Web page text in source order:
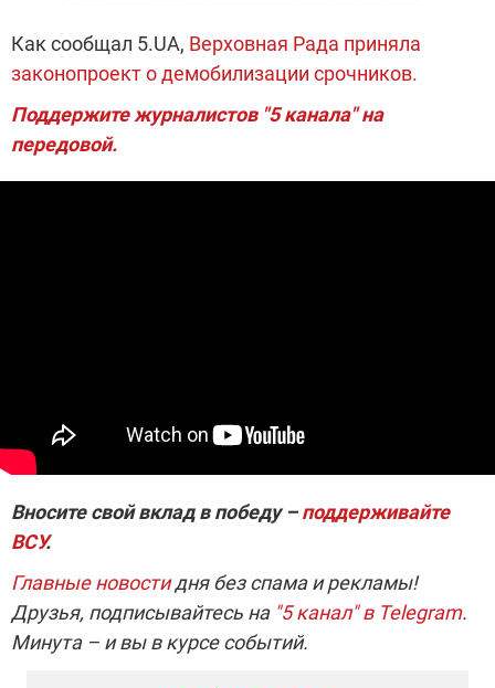
Как сообщал 5.UA, Верховная Рада приняла
законопроект о демобилизации срочников.
Поддержите журналистов "5 канала" на
передовой.
Вносите свой вклад в победу – поддерживайте
ВСУ.
Главные новостидня без спама и рекламы!
Друзья, подписывайтесь на "5 канал" в Telegram.
Минута – и вы в курсе событий.